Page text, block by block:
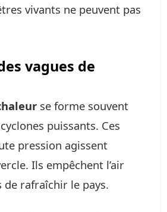
vivants ne peuvent pas
vagues de
se forme souvent
puissants. Ces
pression agissent
Ils empêchent l’air
de rafraîchir le pays.